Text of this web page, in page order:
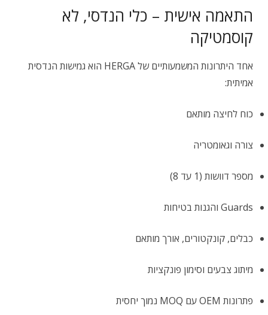
התאמה אישית – כלי הנדסי, לא
קוסמטיקה
אחד היתרונות המשמעותיים של HERGA הוא גמישות הנדסית
אמיתית:
כוח לחיצה מותאם
צורה וגאומטריה
מספר דוושות (1 עד 8)
Guards והגנות בטיחות
כבלים, קונקטורים, אורך מותאם
מיתוג צבעים וסימון פונקציות
פתרונות OEM עם MOQ נמוך יחסית